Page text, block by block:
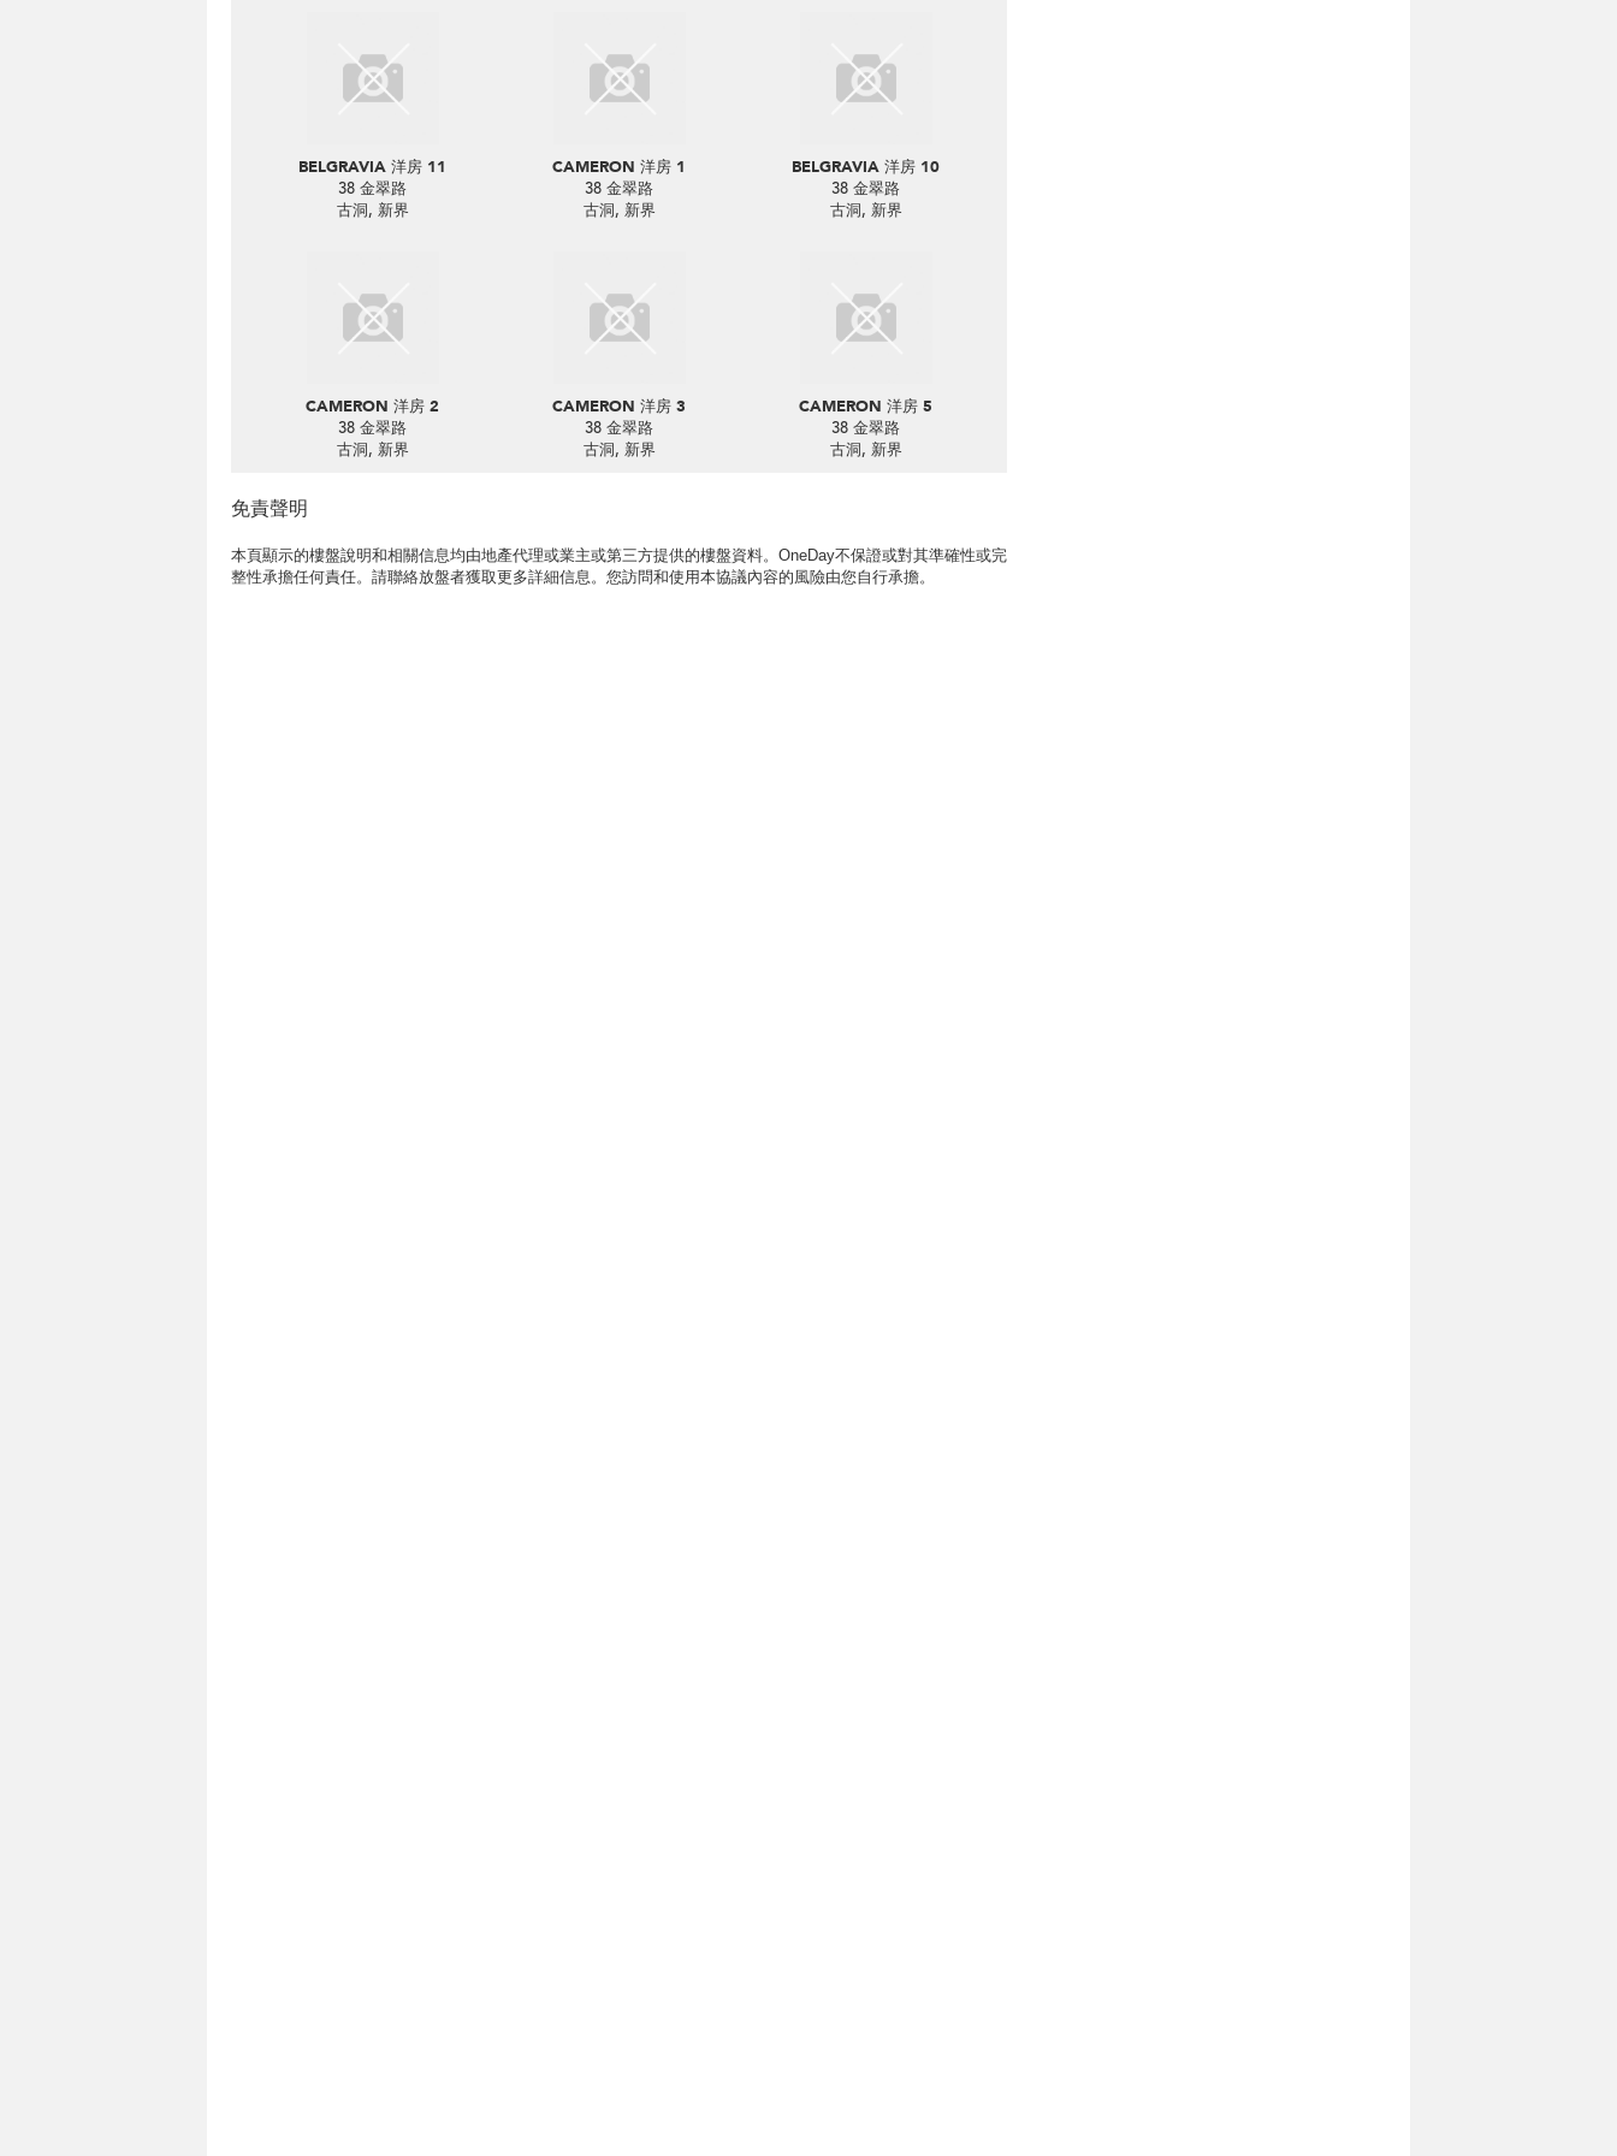
BELGRAVIA 洋房 11
38 金翠路
古洞, 新界
CAMERON 洋房 1
38 金翠路
古洞, 新界
BELGRAVIA 洋房 10
38 金翠路
古洞, 新界
CAMERON 洋房 2
38 金翠路
古洞, 新界
CAMERON 洋房 3
38 金翠路
古洞, 新界
CAMERON 洋房 5
38 金翠路
古洞, 新界
免責聲明
本頁顯示的樓盤說明和相關信息均由地產代理或業主或第三方提供的樓盤資料。OneDay不保證或對其準確性或完
整性承擔任何責任。請聯絡放盤者獲取更多詳細信息。您訪問和使用本協議內容的風險由您自行承擔。